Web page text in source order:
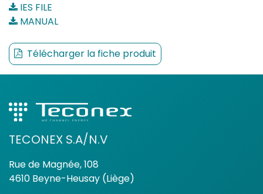
IES FILE
MANUAL
Télécharger la fiche produit
TECONEX S.A/N.V
Rue de Magnée, 108
4610 Beyne-Heusay (Liège)